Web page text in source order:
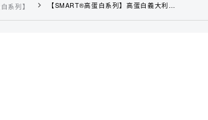
系列】 【SMART®高蛋白系列】高蛋白義大利麵直麵 375g